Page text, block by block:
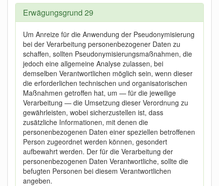
Erwägungsgrund 29
Um Anreize für die Anwendung der Pseudonymisierung
bei der Verarbeitung personenbezogener Daten zu
schaffen, sollten Pseudonymisierungsmaßnahmen, die
jedoch eine allgemeine Analyse zulassen, bei
demselben Verantwortlichen möglich sein, wenn dieser
die erforderlichen technischen und organisatorischen
Maßnahmen getroffen hat, um — für die jeweilige
Verarbeitung — die Umsetzung dieser Verordnung zu
gewährleisten, wobei sicherzustellen ist, dass
zusätzliche Informationen, mit denen die
personenbezogenen Daten einer speziellen betroffenen
Person zugeordnet werden können, gesondert
aufbewahrt werden. Der für die Verarbeitung der
personenbezogenen Daten Verantwortliche, sollte die
befugten Personen bei diesem Verantwortlichen
angeben.